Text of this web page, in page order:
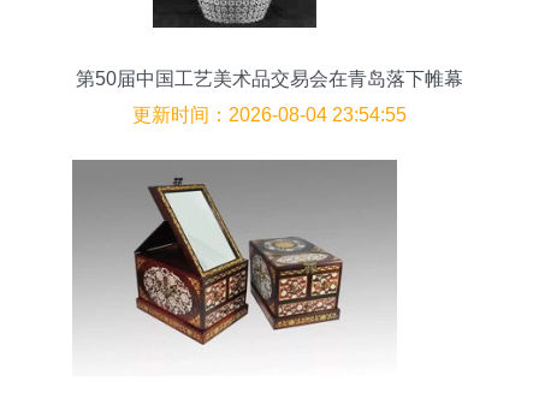
第50届中国工艺美术品交易会在青岛落下帷幕
更新时间：2026-08-04 23:54:55